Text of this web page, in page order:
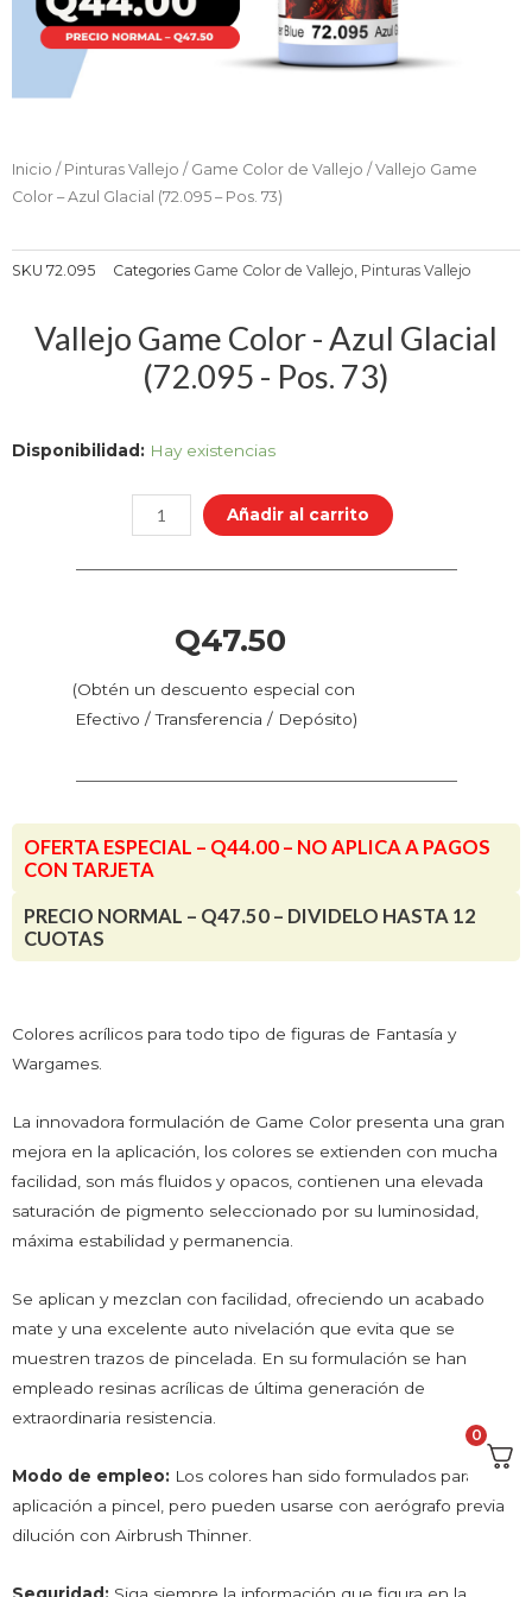
Inicio / Pinturas Vallejo / Game Color de Vallejo / Vallejo Game
Color – Azul Glacial (72.095 – Pos. 73)
SKU 72.095 Categories Game Color de Vallejo, Pinturas Vallejo
Vallejo Game Color - Azul Glacial
(72.095 - Pos. 73)
Disponibilidad: Hay existencias
Vallejo
Color
-
Azul
(72.095
Pos.
73)
Añadir al carrito
Q47.50
(Obtén un descuento especial con
Efectivo / Transferencia / Depósito)
OFERTA ESPECIAL – Q44.00 – NO APLICA A PAGOS
CON TARJETA
PRECIO NORMAL – Q47.50 – DIVIDELO HASTA 12
CUOTAS
Colores acrílicos para todo tipo de figuras de Fantasía y
Wargames.
La innovadora formulación de Game Color presenta una gran
mejora en la aplicación, los colores se extienden con mucha
facilidad, son más fluidos y opacos, contienen una elevada
saturación de pigmento seleccionado por su luminosidad,
máxima estabilidad y permanencia.
Se aplican y mezclan con facilidad, ofreciendo un acabado
mate y una excelente auto nivelación que evita que se
muestren trazos de pincelada. En su formulación se han
empleado resinas acrílicas de última generación de
extraordinaria resistencia.
Modo de empleo: Los colores han sido formulados para su
aplicación a pincel, pero pueden usarse con aerógrafo previa
dilución con Airbrush Thinner.
0